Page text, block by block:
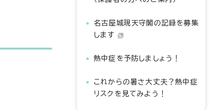
名古屋城現天守閣の記録を募集
します
熱中症を予防しましょう！
これからの暑さ大丈夫？熱中症
リスクを見てみよう！